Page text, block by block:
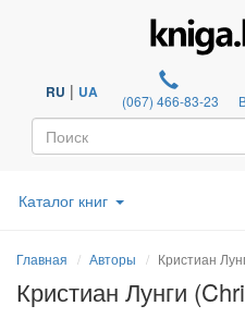
RU | UA (067) 466-83-23
Каталог книг
Главная Авторы Кристиан
Кристиан Лунги